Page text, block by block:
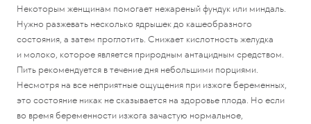
Некоторым женщинам помогает нежареный фундук или миндаль.
Нужно разжевать несколько ядрышек до кашеобразного
состояния, а затем проглотить. Снижает кислотность желудка
и молоко, которое является природным антацидным средством.
Пить рекомендуется в течение дня небольшими порциями.
Несмотря на все неприятные ощущения при изжоге беременных,
это состояние никак не сказывается на здоровье плода. Но если
во время беременности изжога зачастую нормальное,